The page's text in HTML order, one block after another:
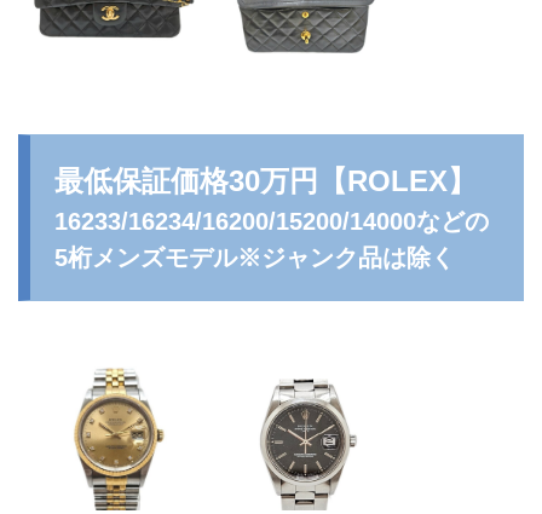
最低保証価格30万円 【ROLEX】
16233/16234/16200/15200/14000などの
5桁メンズモデル※ジャンク品は除く